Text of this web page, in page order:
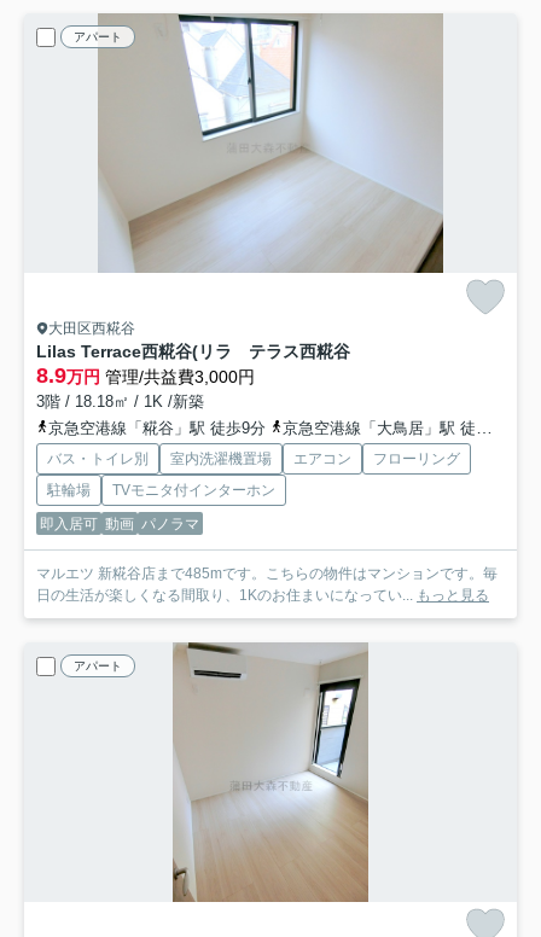
アパート
大田区西糀谷
Lilas Terrace西糀谷(リラ テラス西糀谷
8.9万円 管理/共益費3,000円
3階 / 18.18㎡ / 1K /新築
京急空港線「糀谷」駅 徒歩9分
京急空港線「大鳥居」駅 徒歩5分
バス・トイレ別 室内洗濯機置場 エアコン
フローリング
駐輪場
TVモニタ付インターホン
即入居可 動画 パノラマ
マルエツ 新糀谷店まで485mです。こちらの物件はマンションです。毎
日の生活が楽しくなる間取り、1Kのお住まいになってい...
もっと見る
アパート